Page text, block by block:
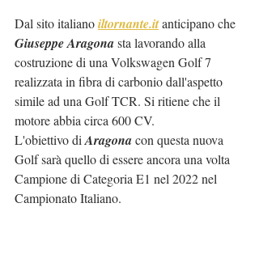
Dal sito italiano iltornante.it anticipano che
Giuseppe Aragona sta lavorando alla
costruzione di una Volkswagen Golf 7
realizzata in fibra di carbonio dall'aspetto
simile ad una Golf TCR. Si ritiene che il
motore abbia circa 600 CV.
L'obiettivo di Aragona con questa nuova
Golf sarà quello di essere ancora una volta
Campione di Categoria E1 nel 2022 nel
Campionato Italiano.